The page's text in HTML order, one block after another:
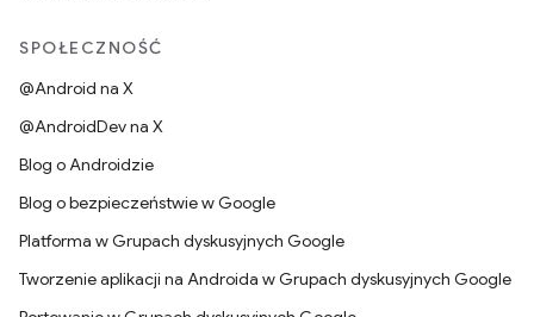
SPOŁECZNOŚĆ
@Android na X
@AndroidDev na X
Blog o Androidzie
Blog o bezpieczeństwie w Google
Platforma w Grupach dyskusyjnych Google
Tworzenie aplikacji na Androida w Grupach dyskusyjnych Google